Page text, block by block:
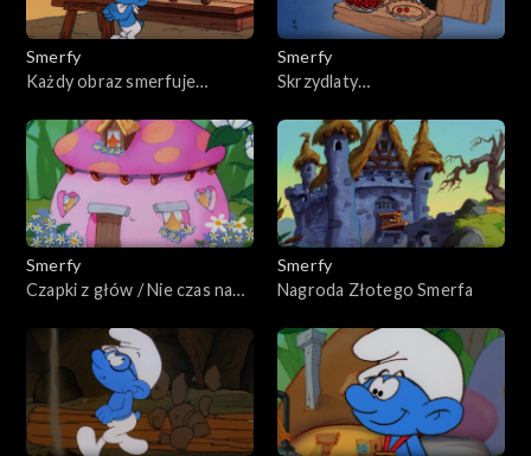
Smerfy
Każdy obraz smerfuje
Smerfy
Skrzydlaty
telesmerf
Smerfy
Czapki z głów / Nie czas na
Smerfy
Nagroda Złotego Smerfa